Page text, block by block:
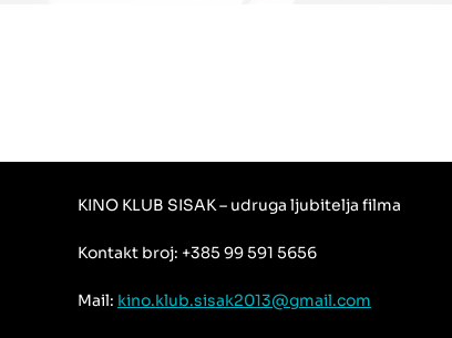
KINO KLUB SISAK – udruga ljubitelja filma
Kontakt broj: +385 99 591 5656
Mail: kino.klub.sisak2013@gmail.com